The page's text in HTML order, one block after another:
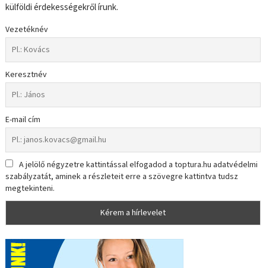
külföldi érdekességekről írunk.
Vezetéknév
Keresztnév
E-mail cím
A jelölő négyzetre kattintással elfogadod a toptura.hu adatvédelmi
szabályzatát, aminek a részleteit erre a szövegre kattintva tudsz
megtekinteni.